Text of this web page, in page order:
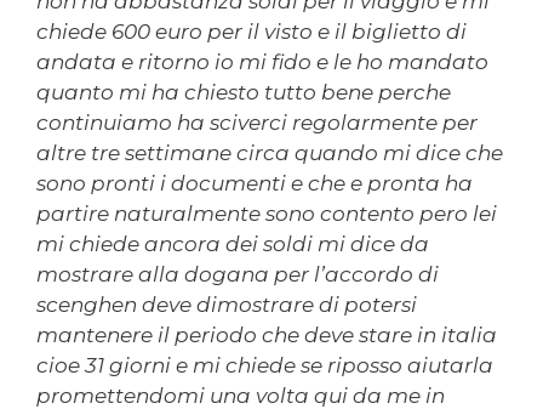
chiede 600 euro per il visto e il biglietto di
andata e ritorno io mi fido e le ho mandato
quanto mi ha chiesto tutto bene perche
continuiamo ha sciverci regolarmente per
altre tre settimane circa quando mi dice che
sono pronti i documenti e che e pronta ha
partire naturalmente sono contento pero lei
mi chiede ancora dei soldi mi dice da
mostrare alla dogana per l’accordo di
scenghen deve dimostrare di potersi
mantenere il periodo che deve stare in italia
cioe 31 giorni e mi chiede se riposso aiutarla
promettendomi una volta qui da me in